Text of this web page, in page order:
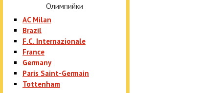
Олимпийки
AC Milan
Brazil
F.C. Internazionale
France
Germany
Paris Saint-Germain
Tottenham